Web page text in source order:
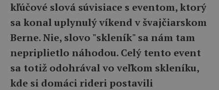
kľúčové slová súvisiace s eventom, ktorý
sa konal uplynulý víkend v švajčiarskom
Berne. Nie, slovo "skleník" sa nám tam
nepriplietlo náhodou. Celý tento event
sa totiž odohrával vo veľkom skleníku,
kde si domáci rideri postavili